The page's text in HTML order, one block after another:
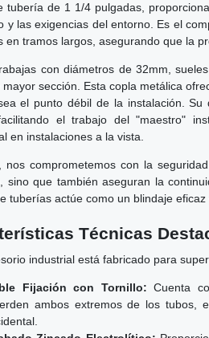
tubería de 1 1/4 pulgadas,
y las exigencias del entorno. Es el
en tramos largos, asegurando que la
con diámetros de 32mm,
mayor sección. Esta copla metálica
el punto débil de la instalación.
el trabajo del "maestro"
en instalaciones a la vista.
nos comprometemos con la
sino que también aseguran la
tuberías actúe como un blindaje
Técnicas
industrial está fabricado para
Fijación con Tornillo: Cuenta
ambos extremos de los tubos,